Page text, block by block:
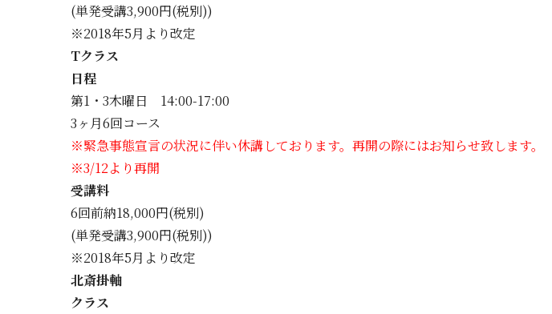
(単発受講3,900円(税別))
※2018年5月より改定
Tクラス
日程
第1・3木曜日 14:00-17:00
3ヶ月6回コース
※緊急事態宣言の状況に伴い休講しております。再開の際にはお知らせ致します。
※3/12より再開
受講料
6回前納18,000円(税別)
(単発受講3,900円(税別))
※2018年5月より改定
北斎掛軸
クラス